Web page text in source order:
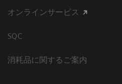
オンラインサービス
SQC
消耗品に関するご案内